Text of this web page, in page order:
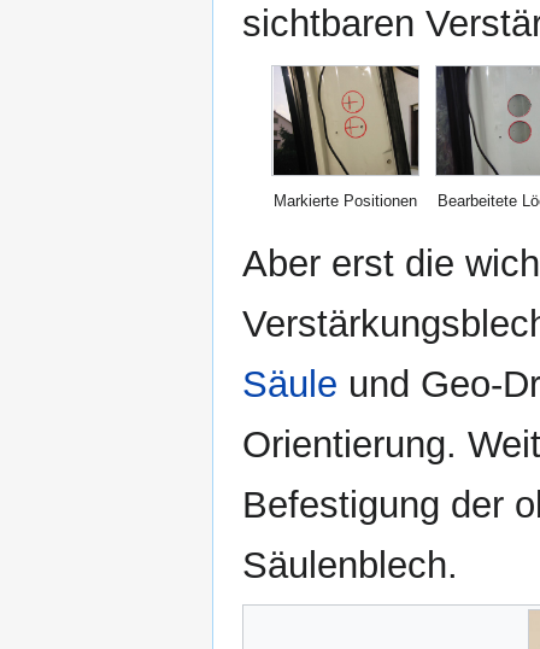
sichtbaren
Markierte Positionen Bearbeitete
Aber erst die
Säule und Geo-
Orientierung.
Befestigung der
Säulenblech.